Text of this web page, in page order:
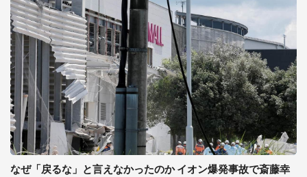
なぜ「戻るな」と言えなかったのか イオン爆発事故で斎藤幸